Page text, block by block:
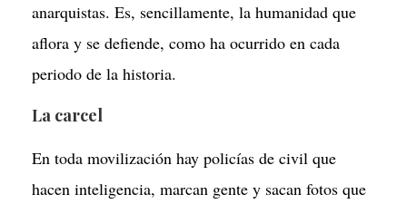
anarquistas. Es, sencillamente, la humanidad que
aflora y se defiende, como ha ocurrido en cada
periodo de la historia.
La carcel
En toda movilización hay policías de civil que
hacen inteligencia, marcan gente y sacan fotos que